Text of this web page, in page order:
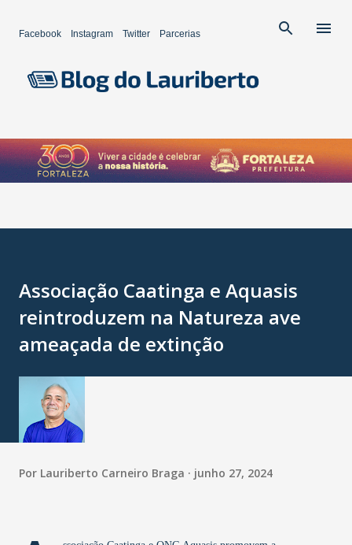
Facebook Instagram Twitter Parcerias
Associação Caatinga e Aquasis
reintroduzem na Natureza ave
ameaçada de extinção
Por Lauriberto Carneiro Braga junho 27, 2024